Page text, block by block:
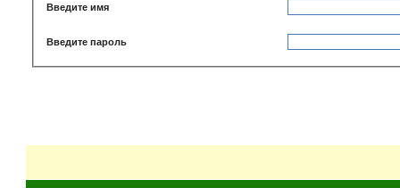
Введите имя
Введите пароль